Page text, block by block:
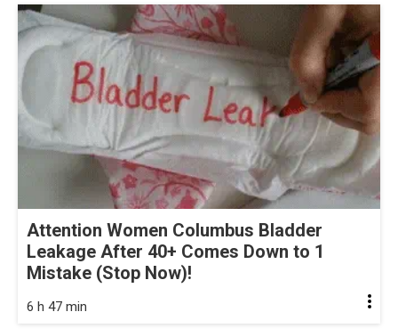
Attention Women Columbus Bladder
Leakage After 40+ Comes Down to 1
Mistake (Stop Now)!
6 h 47 min